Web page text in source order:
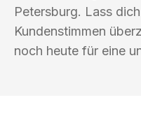
Petersburg. Lass
Kundenstimmen
noch heute für eine